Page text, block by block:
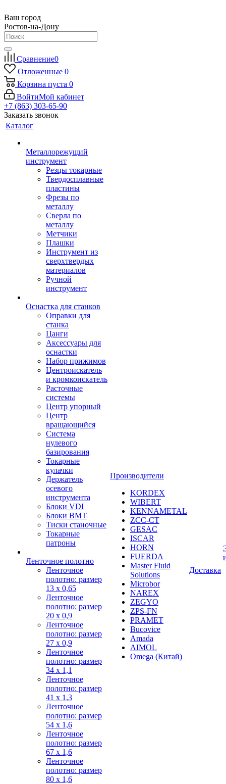
Ваш город
Ростов-на-Дону
Сравнение0
Отложенные 0
Корзина пуста 0
ВойтиМой кабинет
+7 (863) 303-65-90
Заказать звонок
Каталог
Металлорежущий
инструмент
Резцы токарные
Твердосплавные
пластины
Фрезы по
металлу
Сверла по
металлу
Метчики
Плашки
Инструмент из
сверхтвердых
материалов
Ручной
инструмент
Оснастка для станков
Оправки для
станка
Цанги
Аксессуары для
оснастки
Набор прижимов
Центроискатель
и кромкоискатель
Расточные
системы
Центр упорный
Центр
вращающийся
Система
нулевого
базирования
Токарные
кулачки
Держатель
осевого
инструмента
Блоки VDI
Блоки BMT
Тиски станочные
Токарные
патроны
Ленточное полотно
Ленточное
полотно: размер
13 х 0,65
Ленточное
полотно: размер
20 х 0,9
Ленточное
полотно: размер
27 х 0,9
Ленточное
полотно: размер
34 х 1,1
Ленточное
полотно: размер
41 х 1,3
Ленточное
полотно: размер
54 х 1,6
Ленточное
полотно: размер
67 х 1,6
Ленточное
полотно: размер
80 х 1,6
Производители
KORDEX
WIBERT
KENNAMETAL
ZCC-CT
GESAC
ISCAR
HORN
FUERDA
Master Fluid
Solutions
Microbor
NAREX
ZEGYO
ZPS-FN
PRAMET
Bucovice
Amada
AIMOL
Omega (Китай)
Доставка